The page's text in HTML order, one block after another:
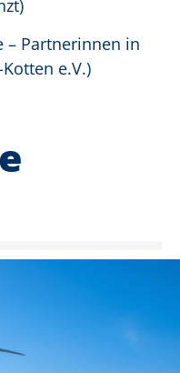
– Partnerinnen in
e.V.)